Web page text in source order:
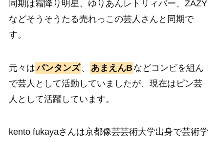
同期は霜降り明星、ゆりあんレトリィバー、ZAZY
などそうそうたる売れっこの芸人さんと同期で
す。
元々はパンタンズ 、 あまえんBなどコンビを組ん
で芸人として活動していましたが、現在はピン芸
人として活躍しています。
kento fukayaさんは京都像芸芸術大学出身で芸術学